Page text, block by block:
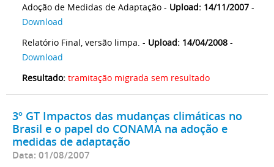
Adoção de Medidas de Adaptação - Upload: 14/11/2007 -
Download
Relatório Final, versão limpa. - Upload: 14/04/2008 -
Download
Resultado: tramitação migrada sem resultado
3º GT Impactos das mudanças climáticas no
Brasil e o papel do CONAMA na adoção e
medidas de adaptação
Data: 01/08/2007